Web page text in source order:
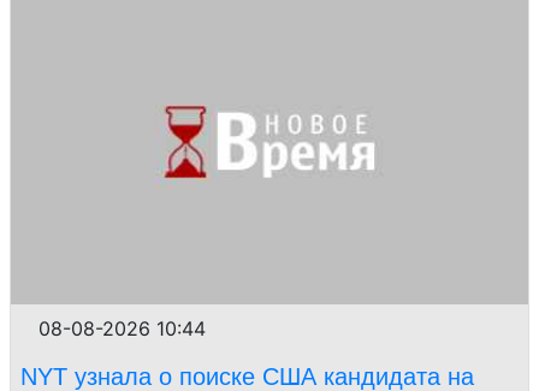
08-08-2026 10:44
NYT узнала о поиске США кандидата на